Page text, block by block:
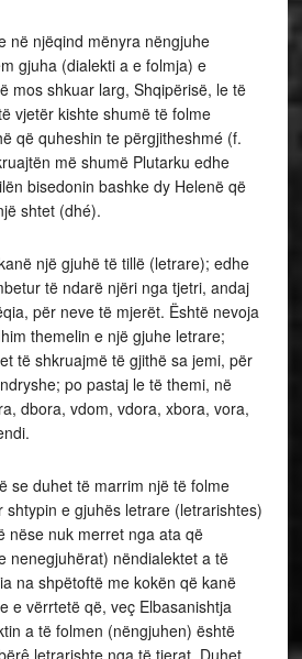
në njëqind mënyra nëngjuhe
gjuha (dialekti a e folmja) e
mos shkuar larg, Shqipërisë, le të
vjetër kishte shumë të folme
që quheshin te përgjitheshmé (f.
më shumë Plutarku edhe
bisedonin bashke dy Helenë që
shtet (dhé).
një gjuhë të tillë (letrare); edhe
të ndarë njëri nga tjetri, andaj
për neve të mjerët. Është nevoja
themelin e një gjuhe letrare;
të shkruajmë të gjithë sa jemi, për
po pastaj le të themi, në
dbora, vdom, vdora, xbora, vora,
se duhet të marrim një të folme
shtypin e gjuhës letrare (letrarishtes)
nëse nuk merret nga ata që
nenegjuhërat) nëndialektet a të
na shpëtoftë me kokën që kanë
e vërrtetë që, veç Elbasanishtja
a të folmen (nëngjuhen) është
letrarishte nga të tjerat. Duhet